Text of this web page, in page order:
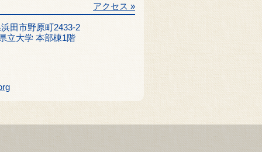
田市野原町2433-2
立大学 本部棟1階
アクセス »